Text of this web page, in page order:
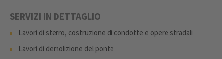
SERVIZI IN DETTAGLIO
Lavori di sterro, costruzione di condotte e opere stradali
Lavori di demolizione del ponte